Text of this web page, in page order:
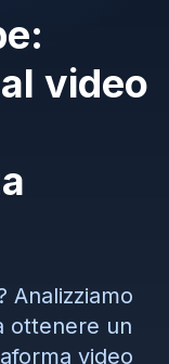
video
Analizziamo
ottenere un
video